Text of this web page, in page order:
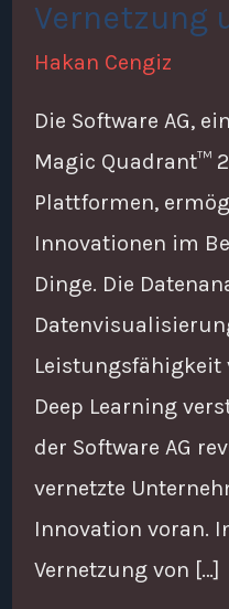
Vernetzung
Hakan Cengiz
Die Software AG,
Magic Quadrant™
Plattformen,
Innovationen im
Dinge. Die
Leistungsfähigkeit
Deep Learning
der Software AG
vernetzte
Innovation voran.
Vernetzung von […]